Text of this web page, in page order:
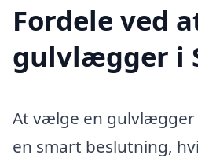
Fordele ved
gulvlægger i
At vælge en gulvlægger
en smart beslutning,